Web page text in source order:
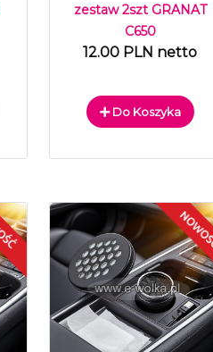
zestaw 2szt GRANAT
C650
12.00 PLN netto
Do Koszyka